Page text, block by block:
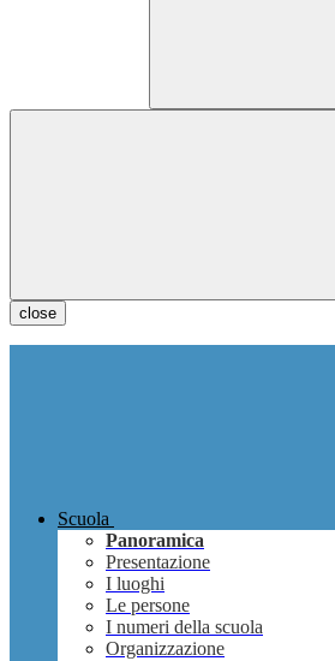
close
Scuola
Panoramica
Presentazione
I luoghi
Le persone
I numeri della scuola
Organizzazione